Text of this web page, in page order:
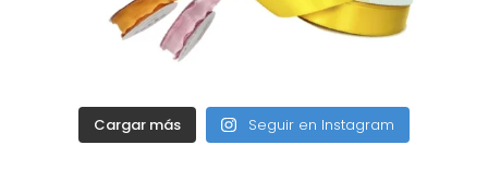
Cargar más Seguir en Instagram